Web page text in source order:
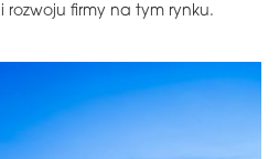
rozwoju firmy na tym rynku.